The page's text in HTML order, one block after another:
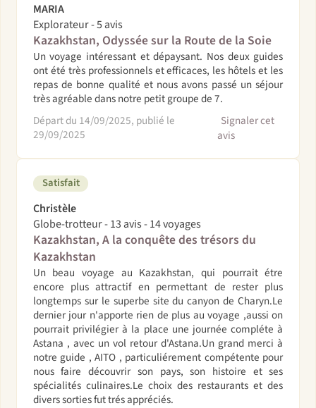
MARIA
Explorateur - 5 avis
Kazakhstan, Odyssée sur la Route de la Soie
Un voyage intéressant et dépaysant. Nos deux guides
ont été très professionnels et efficaces, les hôtels et les
repas de bonne qualité et nous avons passé un séjour
très agréable dans notre petit groupe de 7.
Départ du 14/09/2025, publié le
29/09/2025
Signaler cet
avis
Satisfait
Christèle
Globe-trotteur - 13 avis - 14 voyages
Kazakhstan, A la conquête des trésors du
Kazakhstan
Un beau voyage au Kazakhstan, qui pourrait étre
encore plus attractif en permettant de rester plus
longtemps sur le superbe site du canyon de Charyn.Le
dernier jour n'apporte rien de plus au voyage ,aussi on
pourrait privilégier à la place une journée compléte à
Astana , avec un vol retour d'Astana.Un grand merci à
notre guide , AITO , particuliérement compétente pour
nous faire découvrir son pays, son histoire et ses
spécialités culinaires.Le choix des restaurants et des
divers sorties fut trés appréciés.